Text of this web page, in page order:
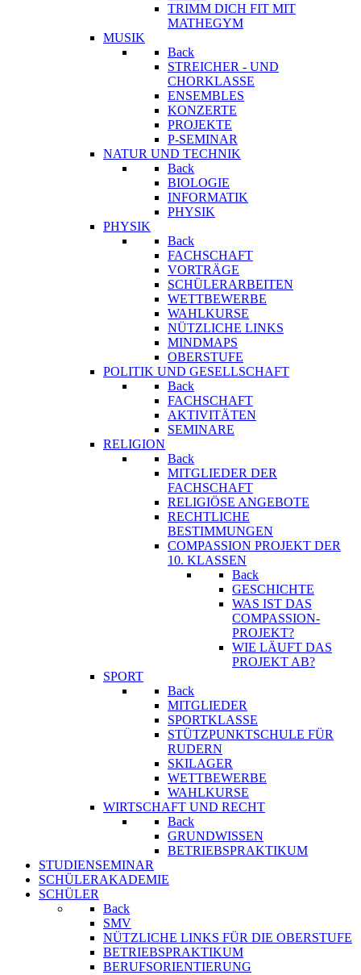
TRIMM DICH FIT MIT
MATHEGYM
MUSIK
Back
STREICHER - UND
CHORKLASSE
ENSEMBLES
KONZERTE
PROJEKTE
P-SEMINAR
NATUR UND TECHNIK
Back
BIOLOGIE
INFORMATIK
PHYSIK
PHYSIK
Back
FACHSCHAFT
VORTRÄGE
SCHÜLERARBEITEN
WETTBEWERBE
WAHLKURSE
NÜTZLICHE LINKS
MINDMAPS
OBERSTUFE
POLITIK UND GESELLSCHAFT
Back
FACHSCHAFT
AKTIVITÄTEN
SEMINARE
RELIGION
Back
MITGLIEDER DER
FACHSCHAFT
RELIGIÖSE ANGEBOTE
RECHTLICHE
BESTIMMUNGEN
COMPASSION PROJEKT DER
10. KLASSEN
Back
GESCHICHTE
WAS IST DAS
COMPASSION-
PROJEKT?
WIE LÄUFT DAS
PROJEKT AB?
SPORT
Back
MITGLIEDER
SPORTKLASSE
STÜTZPUNKTSCHULE FÜR
RUDERN
SKILAGER
WETTBEWERBE
WAHLKURSE
WIRTSCHAFT UND RECHT
Back
GRUNDWISSEN
BETRIEBSPRAKTIKUM
STUDIENSEMINAR
SCHÜLERAKADEMIE
SCHÜLER
Back
SMV
NÜTZLICHE LINKS FÜR DIE OBERSTUFE
BETRIEBSPRAKTIKUM
BERUFSORIENTIERUNG